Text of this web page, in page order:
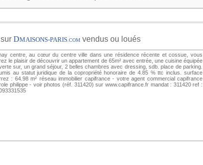
DMAISONS-PARIS .COM vendus ou loués
centre, au cœur du centre ville dans une résidence récente et cossue, vous
le plaisir de découvrir un appartement de 65m² avec entrée, une cuisine équipée
sur, un grand séjour, 2 belles chambres avec dressing, sdb. place de parking.
au statut juridique de la copropriété honoraire de 4.85 % ttc inclus. surface
: 64.98 m² réseau immobilier capifrance - votre agent commercial capifrance
philippe - voir photos (réf. 311420) sur www.capifrance.fr mandat : 311420 ref :